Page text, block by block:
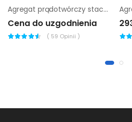
Agregat prądotwórczy stacjonarny Chicago Pneumatic cpdg 120
Cena do uzgodnienia
( 59 Opinii )